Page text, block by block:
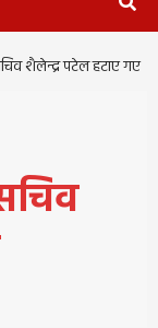
शैलेन्द्र पटेल हटाए गए